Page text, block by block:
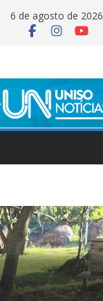
6 de agosto de 2026